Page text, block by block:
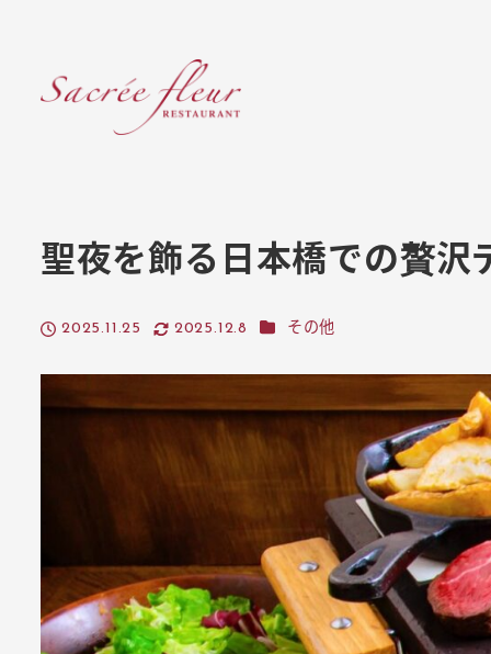
聖夜を飾る日本橋での贅沢
投稿日
2025.11.25
更新日
2025.12.8 カテゴリー
その他